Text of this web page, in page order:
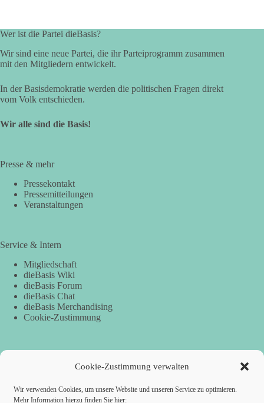
Cookie-Zustimmung verwalten
Wir verwenden Cookies, um unsere Website und unseren Service zu optimieren.
Mehr Information hierzu finden Sie hier:
Wer ist die Partei dieBasis?
Wir sind eine neue Partei, die ihr Parteiprogramm zusammen
mit den Mitgliedern entwickelt.
In der Basisdemokratie werden die politischen Fragen direkt
vom Volk entschieden.
Wir alle sind die Basis!
Presse & mehr
Pressekontakt
Pressemitteilungen
Veranstaltungen
Service & Intern
Mitgliedschaft
dieBasis Wiki
dieBasis Forum
dieBasis Chat
dieBasis Merchandising
Cookie-Zustimmung
Spenden